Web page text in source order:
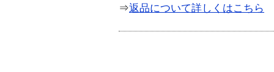
⇒返品について詳しくはこちら